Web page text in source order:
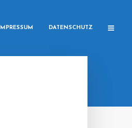
IMPRESSUM DATENSCHUTZ